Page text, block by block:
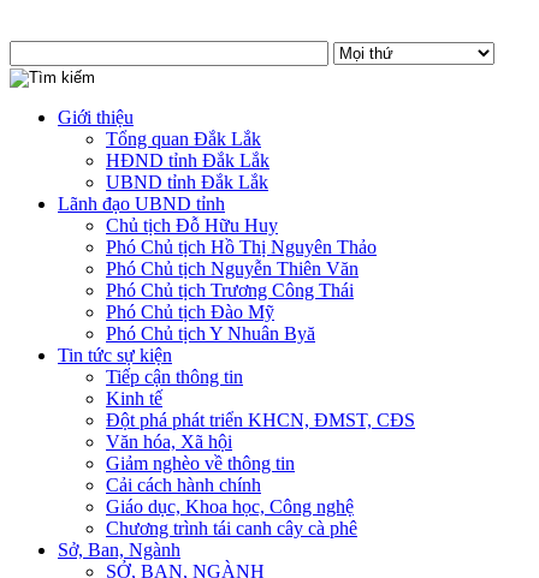
Giới thiệu
Tổng quan Đắk Lắk
HĐND tỉnh Đắk Lắk
UBND tỉnh Đắk Lắk
Lãnh đạo UBND tỉnh
Chủ tịch Đỗ Hữu Huy
Phó Chủ tịch Hồ Thị Nguyên Thảo
Phó Chủ tịch Nguyễn Thiên Văn
Phó Chủ tịch Trương Công Thái
Phó Chủ tịch Đào Mỹ
Phó Chủ tịch Y Nhuân Byă
Tin tức sự kiện
Tiếp cận thông tin
Kinh tế
Đột phá phát triển KHCN, ĐMST, CĐS
Văn hóa, Xã hội
Giảm nghèo về thông tin
Cải cách hành chính
Giáo dục, Khoa học, Công nghệ
Chương trình tái canh cây cà phê
Sở, Ban, Ngành
SỞ, BAN, NGÀNH